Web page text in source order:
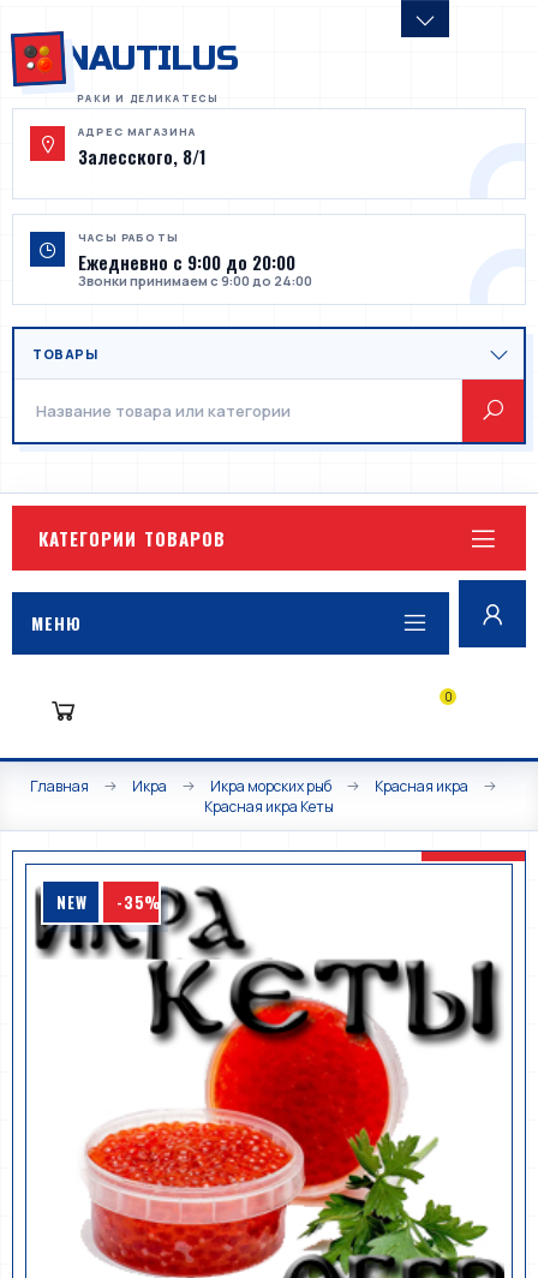
NAUTILUS
АДРЕС МАГАЗИНА
Залесского, 8/1
ЧАСЫ РАБОТЫ
Ежедневно с 9:00 до 20:00
Звонки принимаем с 9:00 до 24:00
КАТЕГОРИИ ТОВАРОВ
МЕНЮ
0
Главная Икра Икра морских рыб
Красная икра
Красная икра Кеты
NEW -35%